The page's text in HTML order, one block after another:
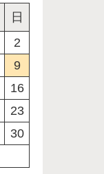
日
2
9
16
23
30